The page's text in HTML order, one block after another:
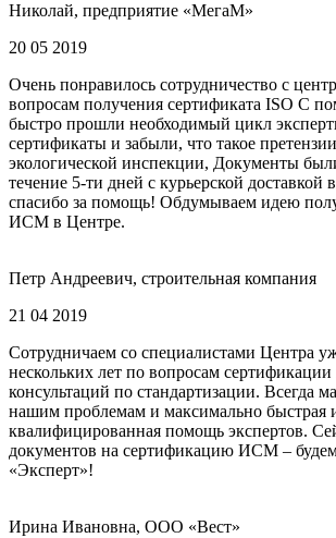
Николай, предприятие «МегаМ»
20 05 2019
Очень понравилось сотрудничество с
вопросам получения сертификата ISO С
быстро прошли необходимый цикл
сертификаты и забыли, что такое
экологической инспекции, Документы
течение 5-ти дней с курьерской
спасибо за помощь! Обдумываем идею
ИСМ в Центре.
Петр Андреевич, строительная компания
21 04 2019
Сотрудничаем со специалистами Центра
нескольких лет по вопросам
консультаций по стандартизации. Всегда
нашим проблемам и максимально быстрая
квалифицированная помощь экспертов.
документов на сертификацию ИСМ – будем
«Эксперт»!
Ирина Ивановна, ООО «Вест»